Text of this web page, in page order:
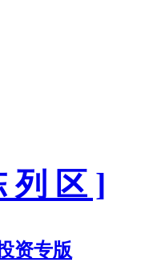
列 区 ]
资专版